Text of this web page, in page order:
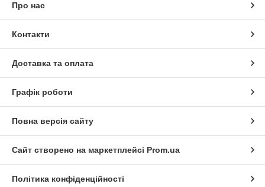
Про нас
Контакти
Доставка та оплата
Графік роботи
Повна версія сайту
Сайт створено на маркетплейсі Prom.ua
Політика конфіденційності